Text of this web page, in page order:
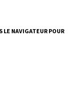
LE NAVIGATEUR POUR